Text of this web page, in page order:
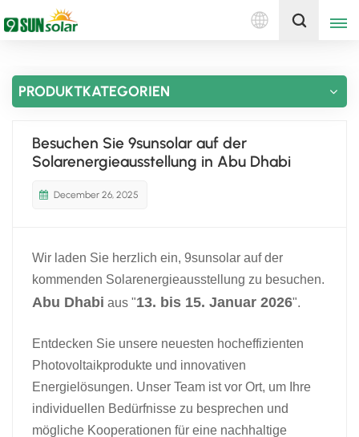
Deutsch
Deutsch
русский
português
العربية
日本語
한국의
Holen Sie sich ein Angebot
PRODUKTKATEGORIEN
Besuchen Sie 9sunsolar auf der
Solarenergieausstellung in Abu Dhabi
December 26, 2025
Wir laden Sie herzlich ein, 9sunsolar auf der
kommenden Solarenergieausstellung zu besuchen.
Abu Dhabi aus "13. bis 15. Januar 2026".
Entdecken Sie unsere neuesten hocheffizienten
Photovoltaikprodukte und innovativen
Energielösungen. Unser Team ist vor Ort, um Ihre
individuellen Bedürfnisse zu besprechen und
mögliche Kooperationen für eine nachhaltige